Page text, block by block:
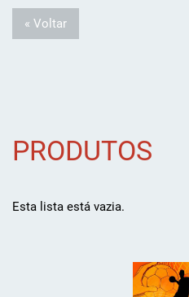
« Voltar
PRODUTOS
Esta lista está vazia.